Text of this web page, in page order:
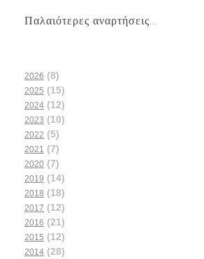
Παλαιότερες αναρτήσεις...
2026 (8)
2025 (15)
2024 (12)
2023 (10)
2022 (5)
2021 (7)
2020 (7)
2019 (14)
2018 (18)
2017 (12)
2016 (21)
2015 (12)
2014 (28)